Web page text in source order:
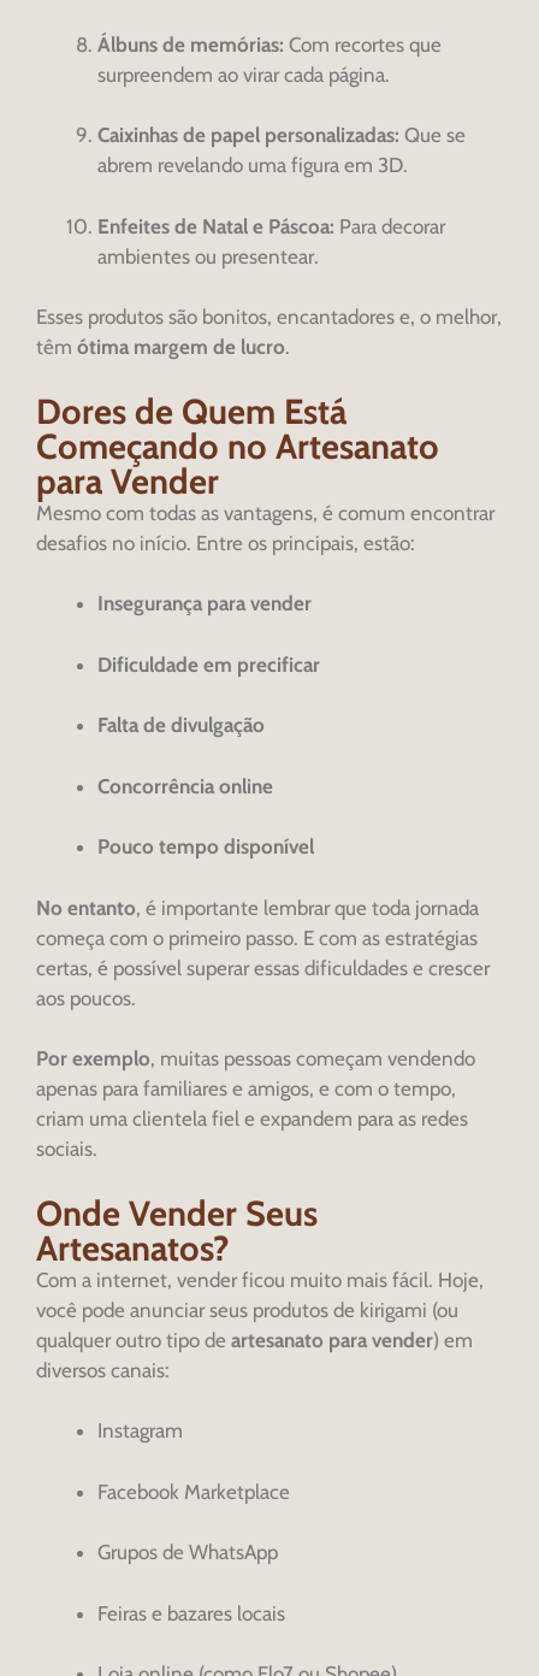
Álbuns de memórias: Com recortes que
surpreendem ao virar cada página.
Caixinhas de papel personalizadas: Que se
abrem revelando uma figura em 3D.
Enfeites de Natal e Páscoa: Para decorar
ambientes ou presentear.
Esses produtos são bonitos, encantadores e, o melhor,
têm ótima margem de lucro.
Dores de Quem Está
Começando no Artesanato
para Vender
Mesmo com todas as vantagens, é comum encontrar
desafios no início. Entre os principais, estão:
Insegurança para vender
Dificuldade em precificar
Falta de divulgação
Concorrência online
Pouco tempo disponível
No entanto, é importante lembrar que toda jornada
começa com o primeiro passo. E com as estratégias
certas, é possível superar essas dificuldades e crescer
aos poucos.
Por exemplo, muitas pessoas começam vendendo
apenas para familiares e amigos, e com o tempo,
criam uma clientela fiel e expandem para as redes
sociais.
Onde Vender Seus
Artesanatos?
Com a internet, vender ficou muito mais fácil. Hoje,
você pode anunciar seus produtos de kirigami (ou
qualquer outro tipo de artesanato para vender) em
diversos canais:
Instagram
Facebook Marketplace
Grupos de WhatsApp
Feiras e bazares locais